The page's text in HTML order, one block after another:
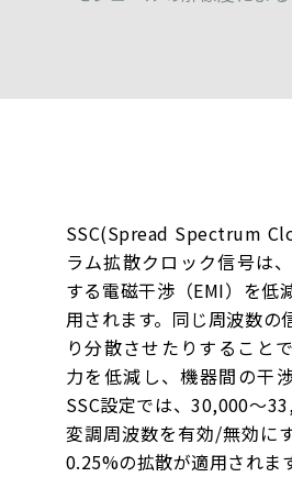
SSC(Spread Spectrum
ラム拡散クロック信号は
する電磁干渉（EMI）を低
用されます。同じ周波数の
り分散させたりすること
力を低減し、機器間の干
SSC設定では、30,000～
変調周波数を有効/無効に
0.25%の拡散が適用されます